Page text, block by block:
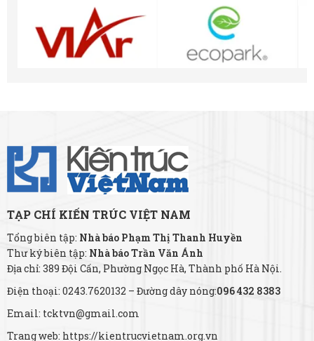
TẠP CHÍ KIẾN TRÚC VIỆT NAM
Tổng biên tập: Nhà báo Phạm Thị Thanh Huyền
Thư ký biên tập: Nhà báo Trần Văn Ánh
Địa chỉ: 389 Đội Cấn, Phường Ngọc Hà, Thành phố Hà Nội.
Điện thoại: 0243.7620132 – Đường dây nóng:096 432 8383
Email: tcktvn@gmail.com
Trang web: https://kientrucvietnam.org.vn